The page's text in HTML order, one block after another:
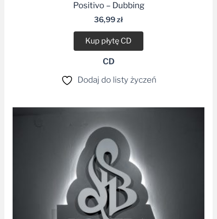
Positivo – Dubbing
36,99zł
Kup płytę CD
CD
Dodaj do listy życzeń